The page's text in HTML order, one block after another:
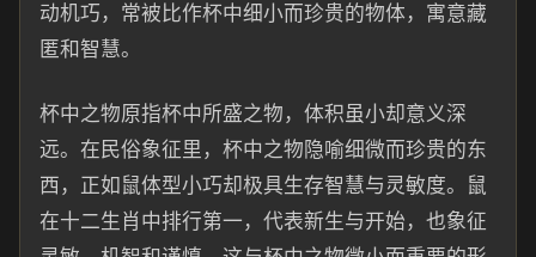
动机巧，常被比作杯中细小而珍贵的物体，寓意藏
匿和智慧。
杯中之物原指杯中所盛之物，体积虽小却意义深
远。在民俗象征里，杯中之物隐喻细微而珍贵的东
西，正如鼠体型小巧却极具生存智慧与灵敏度。鼠
在十二生肖中排行第一，代表新生与开始，也象征